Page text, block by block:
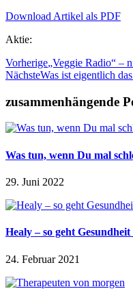
Download Artikel als PDF
Aktie:
Vorherige„Veggie Radio“ –
NächsteWas ist eigentlich
zusammenhängende
Was tun, wenn Du mal
29. Juni 2022
Healy – so geht
24. Februar 2021